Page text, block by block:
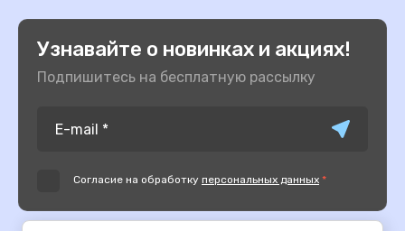
Узнавайте о новинках и акциях!
Подпишитесь на бесплатную рассылку
Согласие на обработку персональных данных *